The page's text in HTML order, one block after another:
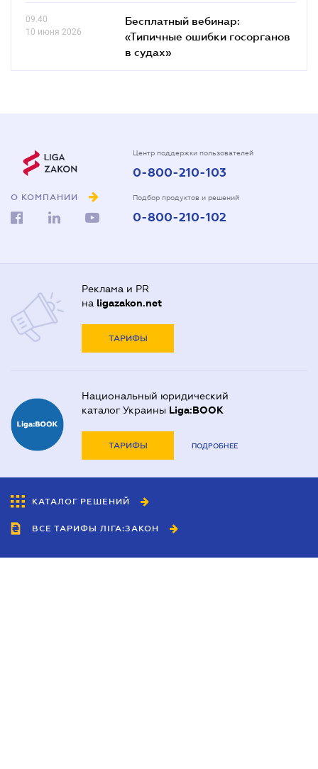
09.40
10 июня 2026
Бесплатный вебинар:
«Типичные ошибки госорганов
в судах»
О КОМПАНИИ
Центр поддержки пользователей
0-800-210-103
Подбор продуктов и решений
0-800-210-102
Реклама и PR
на ligazakon.net
ТАРИФЫ
Национальный юридический
каталог Украины Liga:BOOK
ТАРИФЫ ПОДРОБНЕЕ
КАТАЛОГ РЕШЕНИЙ
ВСЕ ТАРИФЫ ЛІГА:ЗАКОН